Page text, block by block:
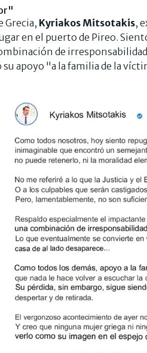
Grecia, Kyriakos Mitsotakis,
en el puerto de Pireo.
de
apoyo "a la familia de la